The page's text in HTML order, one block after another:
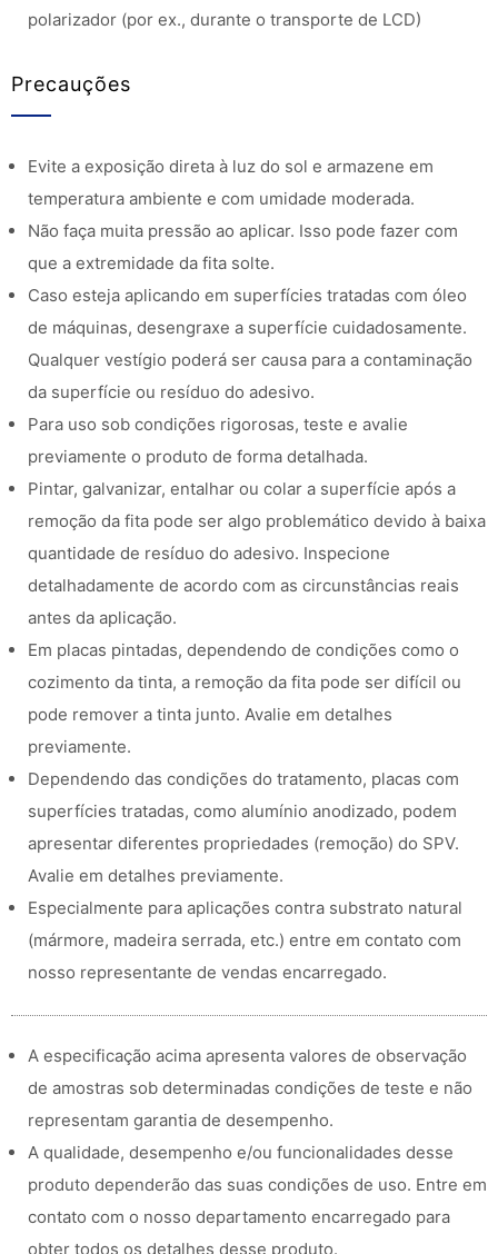
polarizador (por ex., durante o transporte de LCD)
Precauções
Evite a exposição direta à luz do sol e armazene em
temperatura ambiente e com umidade moderada.
Não faça muita pressão ao aplicar. Isso pode fazer com
que a extremidade da fita solte.
Caso esteja aplicando em superfícies tratadas com óleo
de máquinas, desengraxe a superfície cuidadosamente.
Qualquer vestígio poderá ser causa para a contaminação
da superfície ou resíduo do adesivo.
Para uso sob condições rigorosas, teste e avalie
previamente o produto de forma detalhada.
Pintar, galvanizar, entalhar ou colar a superfície após a
remoção da fita pode ser algo problemático devido à baixa
quantidade de resíduo do adesivo. Inspecione
detalhadamente de acordo com as circunstâncias reais
antes da aplicação.
Em placas pintadas, dependendo de condições como o
cozimento da tinta, a remoção da fita pode ser difícil ou
pode remover a tinta junto. Avalie em detalhes
previamente.
Dependendo das condições do tratamento, placas com
superfícies tratadas, como alumínio anodizado, podem
apresentar diferentes propriedades (remoção) do SPV.
Avalie em detalhes previamente.
Especialmente para aplicações contra substrato natural
(mármore, madeira serrada, etc.) entre em contato com
nosso representante de vendas encarregado.
A especificação acima apresenta valores de observação
de amostras sob determinadas condições de teste e não
representam garantia de desempenho.
A qualidade, desempenho e/ou funcionalidades desse
produto dependerão das suas condições de uso. Entre em
contato com o nosso departamento encarregado para
obter todos os detalhes desse produto.